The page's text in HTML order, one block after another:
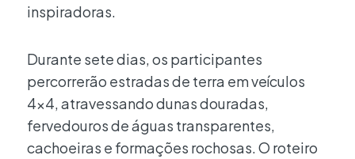
inspiradoras.
Durante sete dias, os participantes
percorrerão estradas de terra em veículos
4×4, atravessando dunas douradas,
fervedouros de águas transparentes,
cachoeiras e formações rochosas. O roteiro